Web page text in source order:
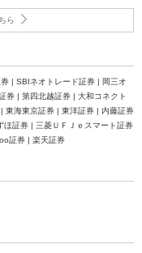
ら
| SBIネオトレード証券 | 岡三オ
券 | 第四北越証券 | 大和コネクト
東海東京証券 | 東洋証券 | 内藤証券
証券 | 三菱ＵＦＪｅスマート証券
証券 | 楽天証券